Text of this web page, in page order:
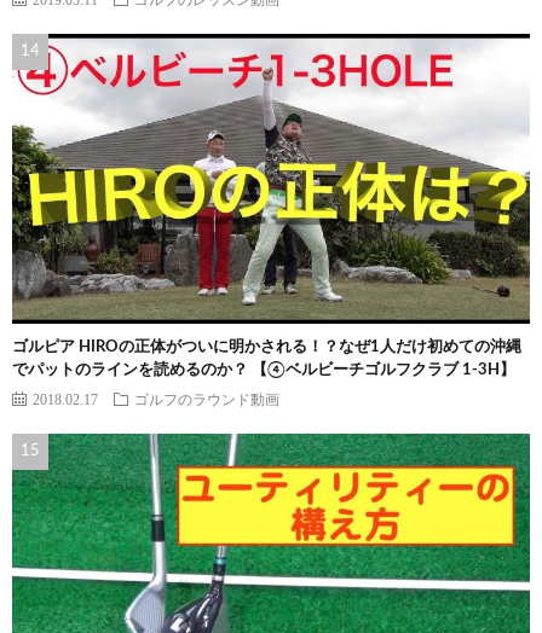
ゴルピア HIROの正体がついに明かされる！？なぜ1人だけ初めての沖縄
でパットのラインを読めるのか？ 【④ベルビーチゴルフクラブ 1-3H】
2018.02.17 ゴルフのラウンド動画